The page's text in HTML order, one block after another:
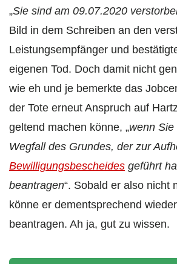
„Sie sind am 09.07.2020
Bild in dem Schreiben an den
Leistungsempfänger und
eigenen Tod. Doch damit nicht
wie eh und je bemerkte das
der Tote erneut Anspruch auf
geltend machen könne, „wenn
Wegfall des Grundes, der zur
Bewilligungsbescheides geführt
beantragen“. Sobald er also nicht
könne er dementsprechend
beantragen. Ah ja, gut zu wissen.